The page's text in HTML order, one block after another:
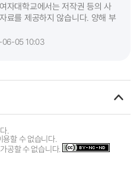
자대학교에서는 저작권 등의 사
료를 제공하지 않습니다. 양해 부
05 10:03
.
용할 수 없습니다.
공할 수 없습니다.